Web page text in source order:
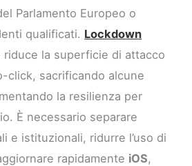
Parlamento Europeo o
qualificati. Lockdown
riduce la superficie di attacco
click, sacrificando alcune
la resilienza per
È necessario separare
e istituzionali, ridurre l’uso di
rapidamente iOS,